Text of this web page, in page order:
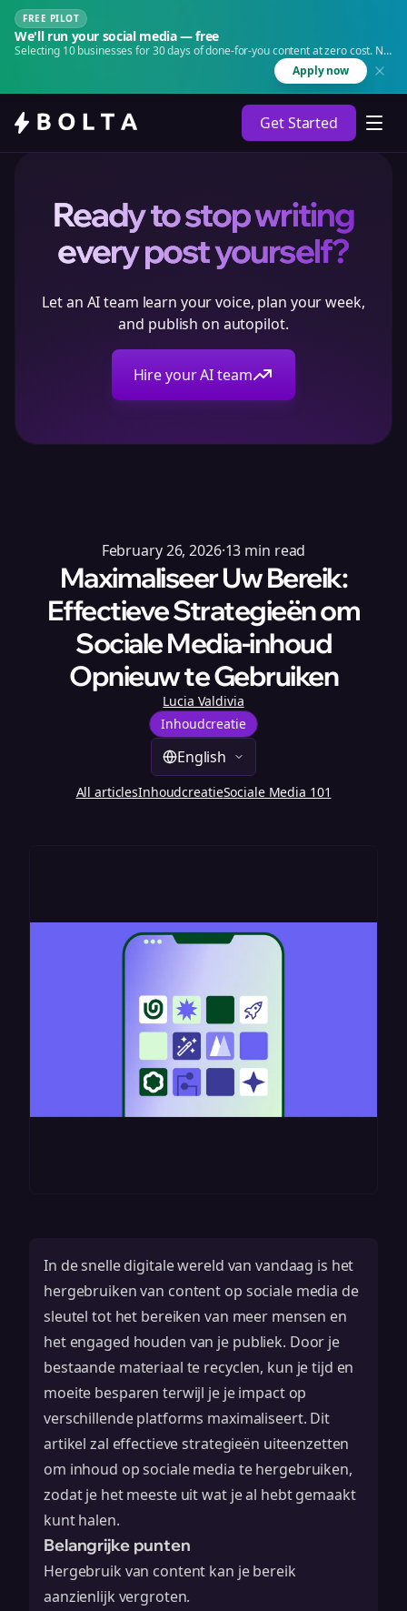
FREE PILOT
We'll run your social media — free
Selecting 10 businesses for 30 days of done-for-you content at zero cost. No
Apply now
Get Started
Ready to stop writing
every post yourself?
Let an AI team learn your voice, plan your week,
and publish on autopilot.
Hire your AI team
February 26, 2026·13 min read
Maximaliseer Uw Bereik:
Effectieve Strategieën om
Sociale Media-inhoud
Opnieuw te Gebruiken
Lucia Valdivia
Inhoudcreatie
English
All articlesInhoudcreatieSociale Media 101
In de snelle digitale wereld van vandaag is het
hergebruiken van content op sociale media de
sleutel tot het bereiken van meer mensen en
het engaged houden van je publiek. Door je
bestaande materiaal te recyclen, kun je tijd en
moeite besparen terwijl je je impact op
verschillende platforms maximaliseert. Dit
artikel zal effectieve strategieën uiteenzetten
om inhoud op sociale media te hergebruiken,
zodat je het meeste uit wat je al hebt gemaakt
kunt halen.
Belangrijke punten
Hergebruik van content kan je bereik
aanzienlijk vergroten.